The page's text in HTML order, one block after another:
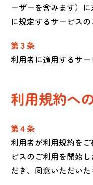
ーザーを含みます）
に規定するサービスの
第３条
利用者に適用するサー
利用規約へ
第４条
利用者が利用規約を
ビスのご利用を開始
だき、同意いただいた